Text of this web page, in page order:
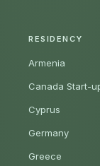
RESIDENCY
Armenia
Canada Start-
Cyprus
Germany
Greece